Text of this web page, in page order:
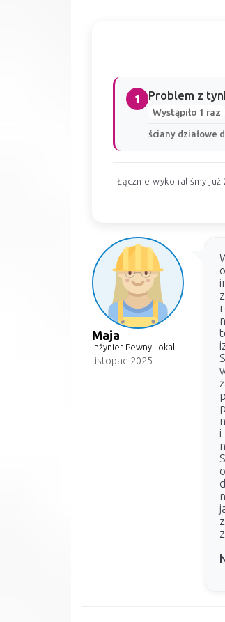
1 Problem z
Wystąpiło 1 raz
ściany działowe
Łącznie wykonaliśmy
Maja
Inżynier Pewny Lokal
listopad 2025
i